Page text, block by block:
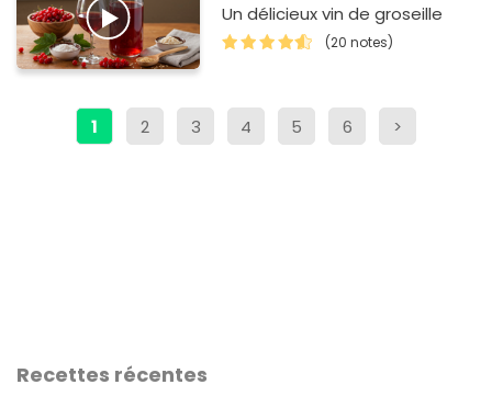
Un délicieux vin de groseille
(20 notes)
1 2 3 4 5 6 >
Recettes récentes